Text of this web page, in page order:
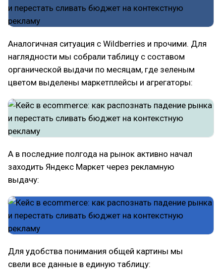
Аналогичная ситуация с Wildberries и прочими. Для
наглядности мы собрали таблицу с составом
органической выдачи по месяцам, где зеленым
цветом выделены маркетплейсы и агрегаторы:
А в последние полгода на рынок активно начал
заходить Яндекс Маркет через рекламную
выдачу:
Для удобства понимания общей картины мы
свели все данные в единую таблицу: